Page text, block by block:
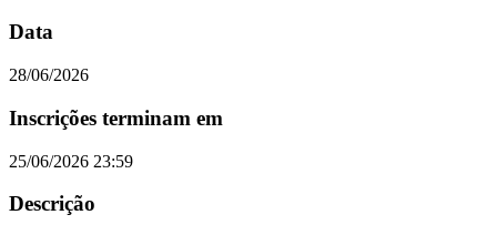
Data
28/06/2026
Inscrições terminam em
25/06/2026 23:59
Descrição